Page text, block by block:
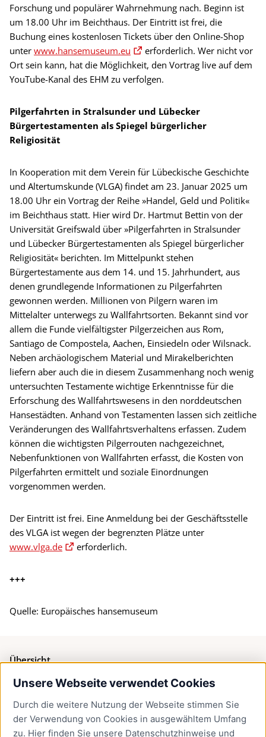
Unsere Webseite verwendet Cookies
Durch die weitere Nutzung der Webseite stimmen Sie
der Verwendung von Cookies in ausgewähltem Umfang
zu. Hier finden Sie unsere Datenschutzhinweise und
Forschung und populärer Wahrnehmung nach. Beginn ist
um 18.00 Uhr im Beichthaus. Der Eintritt ist frei, die
Buchung eines kostenlosen Tickets über den Online-Shop
unter www.hansemuseum.eu
erforderlich. Wer nicht vor
Ort sein kann, hat die Möglichkeit, den Vortrag live auf dem
YouTube-Kanal des EHM zu verfolgen.
Pilgerfahrten in Stralsunder und Lübecker
Bürgertestamenten als Spiegel bürgerlicher
Religiosität
In Kooperation mit dem Verein für Lübeckische Geschichte
und Altertumskunde (VLGA) findet am 23. Januar 2025 um
18.00 Uhr ein Vortrag der Reihe »Handel, Geld und Politik«
im Beichthaus statt. Hier wird Dr. Hartmut Bettin von der
Universität Greifswald über »Pilgerfahrten in Stralsunder
und Lübecker Bürgertestamenten als Spiegel bürgerlicher
Religiosität« berichten. Im Mittelpunkt stehen
Bürgertestamente aus dem 14. und 15. Jahrhundert, aus
denen grundlegende Informationen zu Pilgerfahrten
gewonnen werden. Millionen von Pilgern waren im
Mittelalter unterwegs zu Wallfahrtsorten. Bekannt sind vor
allem die Funde vielfältigster Pilgerzeichen aus Rom,
Santiago de Compostela, Aachen, Einsiedeln oder Wilsnack.
Neben archäologischem Material und Mirakelberichten
liefern aber auch die in diesem Zusammenhang noch wenig
untersuchten Testamente wichtige Erkenntnisse für die
Erforschung des Wallfahrtswesens in den norddeutschen
Hansestädten. Anhand von Testamenten lassen sich zeitliche
Veränderungen des Wallfahrtsverhaltens erfassen. Zudem
können die wichtigsten Pilgerrouten nachgezeichnet,
Nebenfunktionen von Wallfahrten erfasst, die Kosten von
Pilgerfahrten ermittelt und soziale Einordnungen
vorgenommen werden.
Der Eintritt ist frei. Eine Anmeldung bei der Geschäftsstelle
des VLGA ist wegen der begrenzten Plätze unter
www.vlga.de
erforderlich.
+++
Quelle: Europäisches hansemuseum
Übersicht
Bürgerservice
Presse
Newsletter Lübeck:kompakt